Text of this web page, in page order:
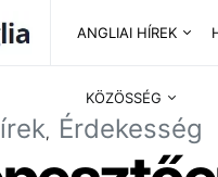
ANGLIAI HÍREK
KÖZÖSSÉG
Érdekesség